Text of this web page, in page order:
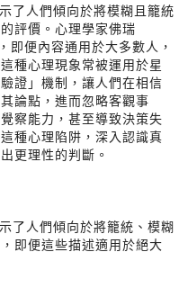
了人們傾向於將模糊且籠統
評價。心理學家佛瑞
即便內容通用於大多數人，
種心理現象常被運用於星
證」機制，讓人們在相信
論點，進而忽略客觀事
察能力，甚至導致決策失
種心理陷阱，深入認識真
更理性的判斷。
了人們傾向於將籠統、模糊
即便這些描述適用於絕大